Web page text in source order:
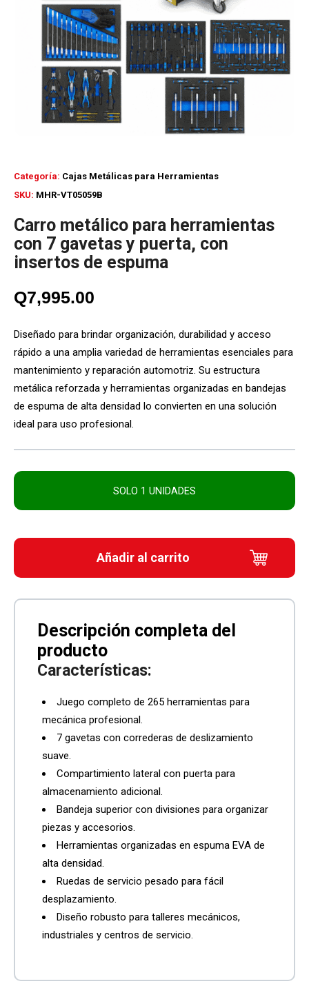
SKU: MHR-VT05059B
Categoría: Cajas Metálicas para Herramientas
Carro metálico para herramientas
con 7 gavetas y puerta, con
insertos de espuma
Q7,995.00
Diseñado para brindar organización, durabilidad y acceso
rápido a una amplia variedad de herramientas esenciales para
mantenimiento y reparación automotriz. Su estructura
metálica reforzada y herramientas organizadas en bandejas
de espuma de alta densidad lo convierten en una solución
ideal para uso profesional.
SOLO 1 UNIDADES
Añadir al carrito
Características:
Juego completo de 265 herramientas para
mecánica profesional.
7 gavetas con correderas de deslizamiento
suave.
Compartimiento lateral con puerta para
almacenamiento adicional.
Bandeja superior con divisiones para organizar
piezas y accesorios.
Herramientas organizadas en espuma EVA de
alta densidad.
Ruedas de servicio pesado para fácil
desplazamiento.
Diseño robusto para talleres mecánicos,
industriales y centros de servicio.